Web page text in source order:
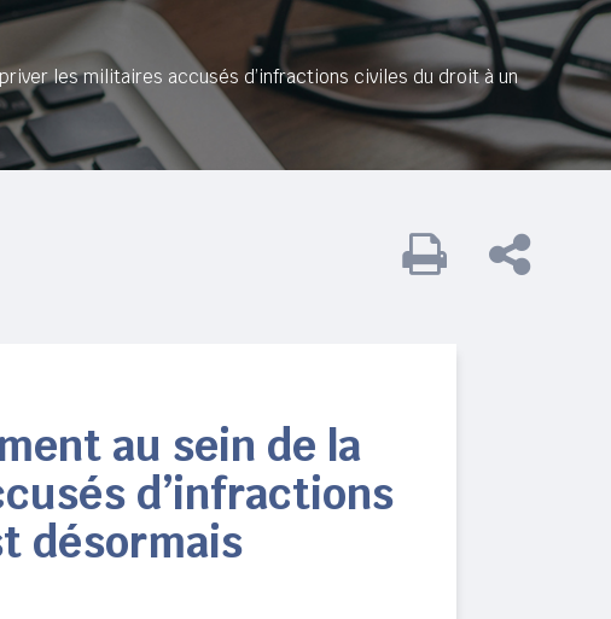
les militaires accusés d’infractions civiles du droit à un
au sein de la
d’infractions
désormais